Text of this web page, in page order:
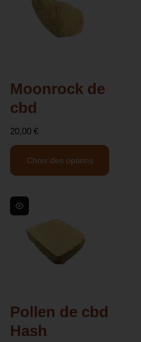
Moonrock de
cbd
20,00 €
Choix des options
Pollen de cbd
Hash